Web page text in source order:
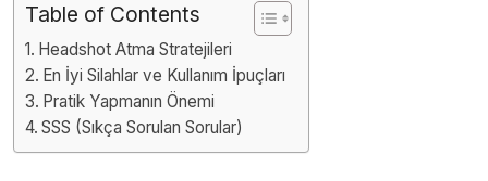
Table of Contents
Headshot Atma Stratejileri
En İyi Silahlar ve Kullanım İpuçları
Pratik Yapmanın Önemi
SSS (Sıkça Sorulan Sorular)